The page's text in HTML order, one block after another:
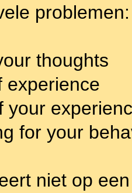
problemen:
thoughts
experience
your
for your
niet op